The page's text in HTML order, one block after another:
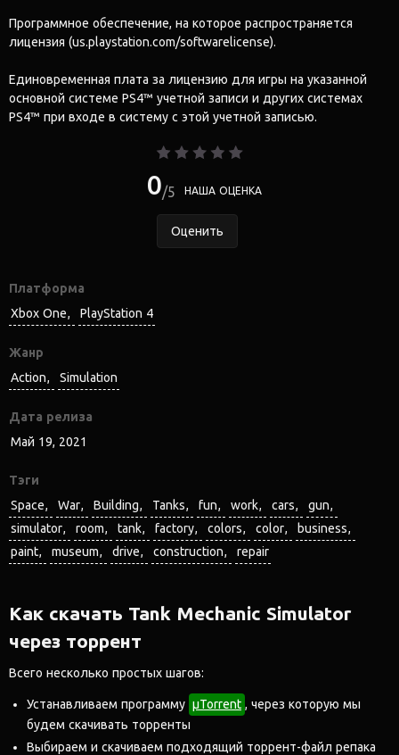
Программное обеспечение, на которое распространяется
лицензия (us.playstation.com/softwarelicense).
Единовременная плата за лицензию для игры на указанной
основной системе PS4™ учетной записи и других системах
PS4™ при входе в систему с этой учетной записью.
0 5 НАША ОЦЕНКА
Оценить
Платформа
Xbox One
PlayStation 4
Жанр
Action
Simulation
Дата релиза
Май 19, 2021
Тэги
Space
War Building Tanks fun work cars
gun
simulator
room tank factory colors color
business
paint
museum drive construction repair
Как скачать Tank Mechanic Simulator
через торрент
Всего несколько простых шагов:
Устанавливаем программу μTorrent , через которую мы
будем скачивать торренты
Выбираем и скачиваем подходящий торрент-файл репака